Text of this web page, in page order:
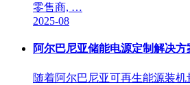
零售商, …
2025-08
阿尔巴尼亚储能电源定制解决方
随着阿尔巴尼亚可再生能源装